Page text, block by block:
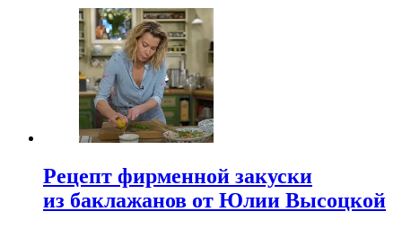
Рецепт фирменной закуски
из баклажанов от Юлии Высоцкой